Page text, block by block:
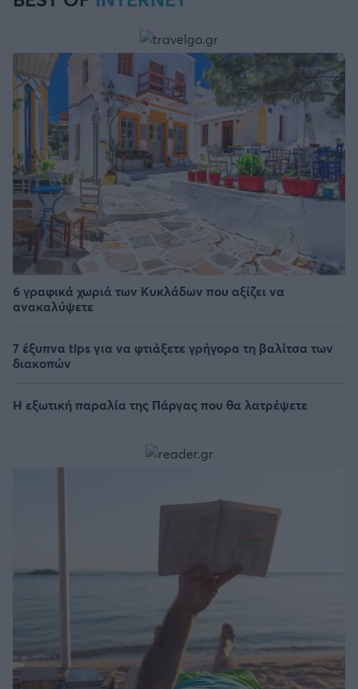
6 γραφικά χωριά των Κυκλάδων που αξίζει να
ανακαλύψετε
7 έξυπνα tips για να φτιάξετε γρήγορα τη βαλίτσα των
διακοπών
Η εξωτική παραλία της Πάργας που θα λατρέψετε